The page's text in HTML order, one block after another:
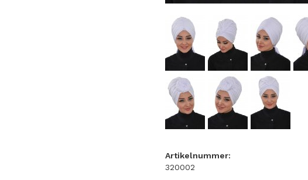
Artikelnummer:
320002